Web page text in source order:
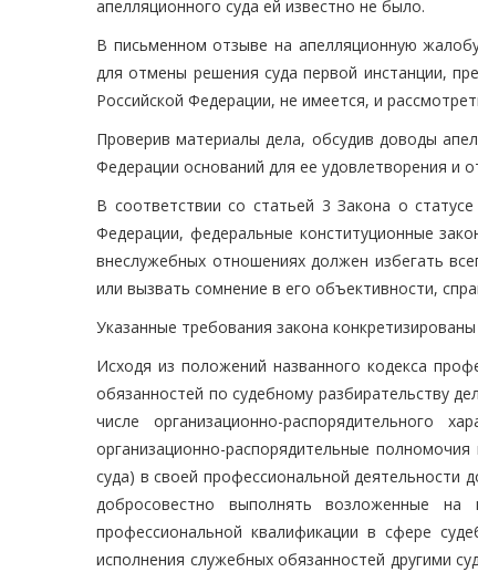
апелляционного суда ей известно не было.
В письменном отзыве на апелляционную
для отмены решения суда первой инстанции,
Российской Федерации, не имеется, и
Проверив материалы дела, обсудив доводы
Федерации оснований для ее удовлетворения и
В соответствии со статьей 3 Закона о
Федерации, федеральные конституционные
внеслужебных отношениях должен избегать
или вызвать сомнение в его объективности,
Указанные требования закона
Исходя из положений названного кодекса
обязанностей по судебному разбирательству
числе организационно-распорядительного
организационно-распорядительные
суда) в своей профессиональной деятельности
добросовестно выполнять возложенные на
профессиональной квалификации в сфере
исполнения служебных обязанностей другими